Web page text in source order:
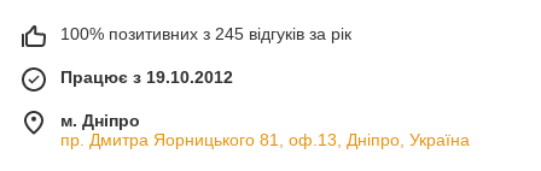
100% позитивних з 245 відгуків за рік
Працює з 19.10.2012
м. Дніпро
пр. Дмитра Яорницького 81, оф.13, Дніпро, Україна